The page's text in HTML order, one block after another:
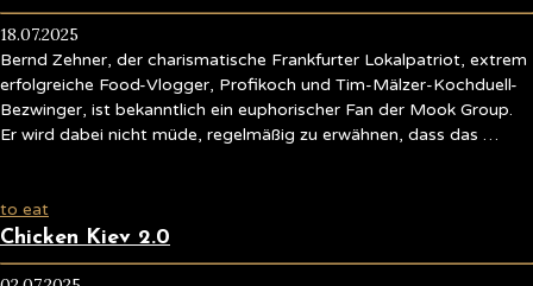
18.07.2025
Bernd Zehner, der charismatische Frankfurter Lokalpatriot, extrem
erfolgreiche Food-Vlogger, Profikoch und Tim-Mälzer-Kochduell-
Bezwinger, ist bekanntlich ein euphorischer Fan der Mook Group.
Er wird dabei nicht müde, regelmäßig zu erwähnen, dass das …
to eat
Chicken Kiev 2.0